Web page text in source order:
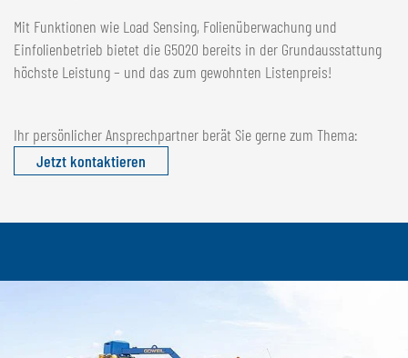
Mit Funktionen wie Load Sensing, Folienüberwachung und
Einfolienbetrieb bietet die G5020 bereits in der Grundausstattung
höchste Leistung – und das zum gewohnten Listenpreis!
Ihr persönlicher Ansprechpartner berät Sie gerne zum Thema:
Jetzt kontaktieren